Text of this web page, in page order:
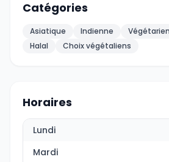
Catégories
Asiatique Indienne
Halal
Choix végétaliens
Horaires
Lundi
Mardi